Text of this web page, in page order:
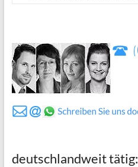
deutschlandweit tätig: